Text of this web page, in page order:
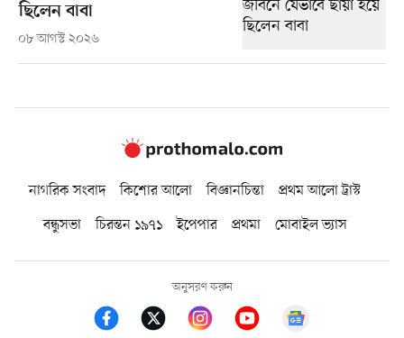
ছিলেন বাবা
০৮ আগস্ট ২০২৬
নাগরিক সংবাদ কিশোর আলো বিজ্ঞানচিন্তা
প্রথম আলো ট্রাস্ট
বন্ধুসভা
চিরন্তন ১৯৭১ ইপেপার প্রথমা মোবাইল ভ্যাস
অনুসরণ করুন